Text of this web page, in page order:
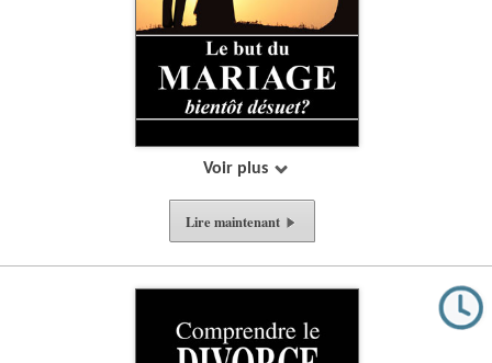
Voir plus
Liremaintenant